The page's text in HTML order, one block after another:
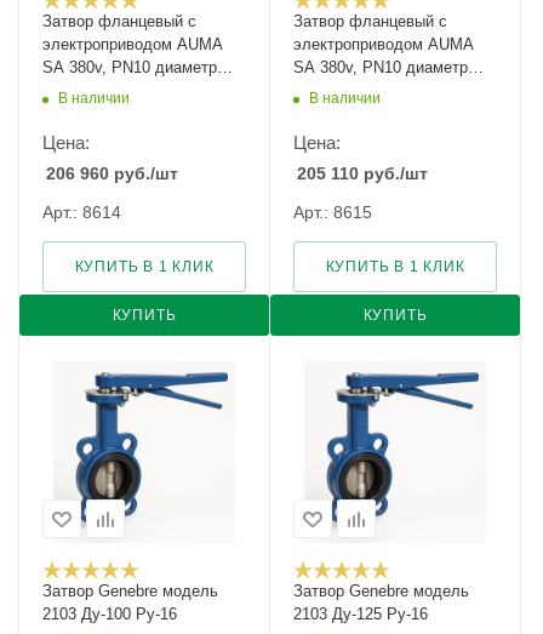
Затвор фланцевый с
электроприводом AUMA
SA 380v, PN10 диаметр
1200В наличии
Цена:
206 960 руб./шт
Арт.: 8614
КУПИТЬ
КУПИТЬ В 1 КЛИК
Затвор фланцевый с
электроприводом AUMA
SA 380v, PN10 диаметр
1400В наличии
Цена:
205 110 руб./шт
Арт.: 8615
КУПИТЬ
КУПИТЬ В 1 КЛИК
Затвор Genebre модель
2103 Ду-100 Ру-16
Затвор Genebre модель
2103 Ду-125 Ру-16